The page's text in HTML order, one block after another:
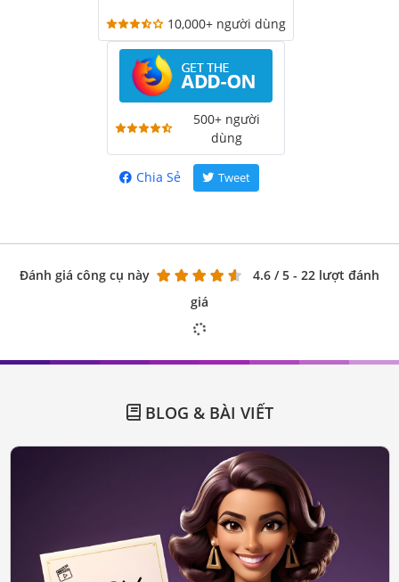
10,000+ người dùng
500+ người
dùng
Chia Sẻ Tweet
Đánh giá công cụ này 4.6 / 5 - 22 lượt đánh
giá
BLOG & BÀI VIẾT